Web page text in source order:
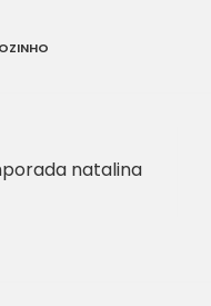
natalina